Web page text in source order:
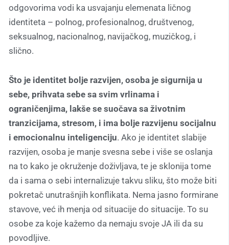
odgovorima vodi ka usvajanju elemenata ličnog
identiteta – polnog, profesionalnog, društvenog,
seksualnog, nacionalnog, navijačkog, muzičkog, i
slično.
Što je identitet bolje razvijen, osoba je sigurnija u
sebe, prihvata sebe sa svim vrlinama i
ograničenjima, lakše se suočava sa životnim
tranzicijama, stresom, i ima bolje razvijenu socijalnu
i emocionalnu inteligenciju. Ako je identitet slabije
razvijen, osoba je manje svesna sebe i više se oslanja
na to kako je okruženje doživljava, te je sklonija tome
da i sama o sebi internalizuje takvu sliku, što može biti
pokretač unutrašnjih konflikata. Nema jasno formirane
stavove, već ih menja od situacije do situacije. To su
osobe za koje kažemo da nemaju svoje JA ili da su
povodljive.